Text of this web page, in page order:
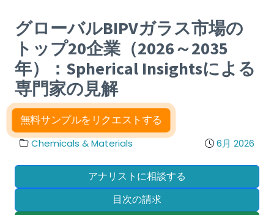
グローバルBIPVガラス市場の
トップ20企業（2026～2035
年）：Spherical Insightsによる
専門家の見解
無料サンプルをリクエストする
Chemicals & Materials 6月 2026
アナリストに相談する
目次の請求